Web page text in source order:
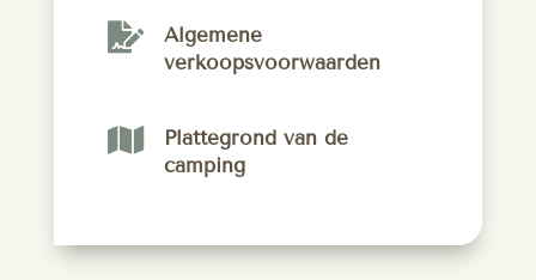

Algemene
verkoopsvoorwaarden

Plattegrond van de
camping